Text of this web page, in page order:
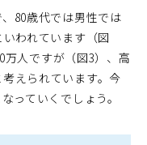
80歳代では男性では
われています（図
万人ですが（図3）、高
えられています。今
っていくでしょう。